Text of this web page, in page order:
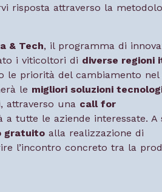
risposta attraverso la
& Tech, il programma di
i viticoltori di diverse regioni
le priorità del cambiamento nel
le migliori soluzioni
attraverso una call for
tutte le aziende interessate. A
gratuitoalla realizzazione di
l’incontro concreto tra la